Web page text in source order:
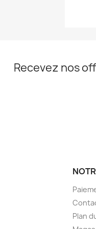
Recevez nos
Plan